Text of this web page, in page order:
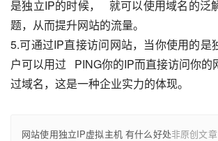
是独立IP的时候，   就可以使用域名的泛
题，从而提升网站的流量。
5.可通过IP直接访问网站，当你使用的是
户可以用过   PING你的IP而直接访问你的
过域名，这是一种企业实力的体现。
网站使用独立IP虚拟主机 有什么好处非原创文